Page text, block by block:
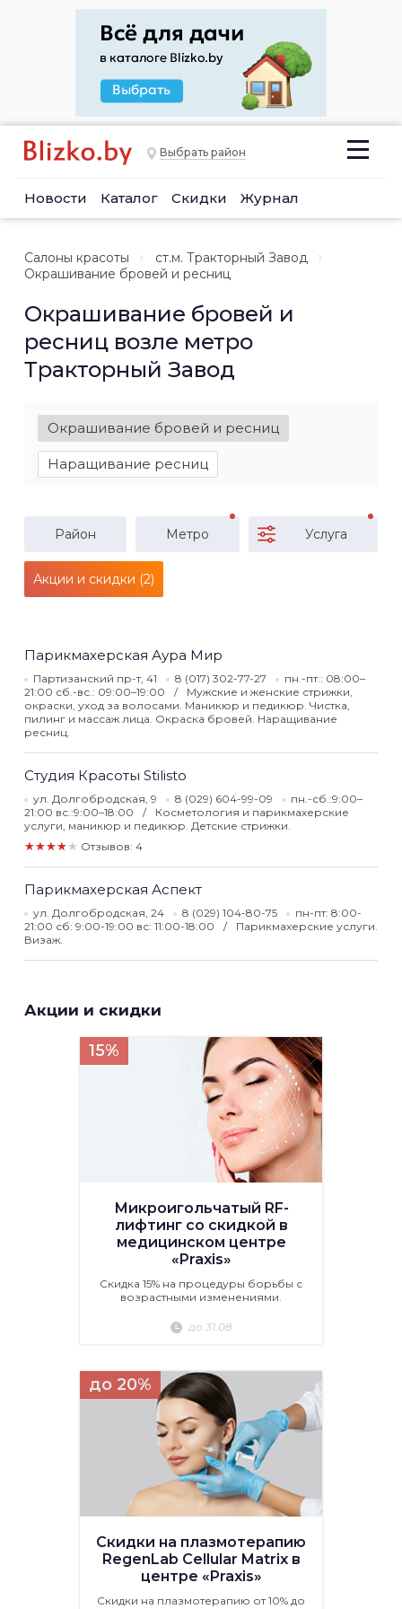
Выбрать район
Новости Каталог Скидки Журнал
Салоны красоты
ст.м. Тракторный Завод
Окрашивание бровей и ресниц
Окрашивание бровей и
ресниц возле метро
Тракторный Завод
Окрашивание бровей и ресниц
Наращивание ресниц
Район Метро Услуга
Акции и скидки (2)
Парикмахерская Аура Мир
Партизанский пр-т, 41 8 (017) 302-77-27
пн.-пт.: 08:00–
21:00 сб.-вс.: 09:00–19:00
Мужские и женские стрижки,
окраски, уход за волосами. Маникюр и педикюр. Чистка,
пилинг и массаж лица. Окраска бровей. Наращивание
ресниц.
Студия Красоты Stilisto
ул. Долгобродская, 9 8 (029) 604-99-09
пн.-сб.:9:00–
21:00 вс.:9:00–18:00
Косметология и парикмахерские
услуги, маникюр и педикюр. Детские стрижки.
★★★★★ Отзывов: 4
Парикмахерская Аспект
ул. Долгобродская, 24 8 (029) 104-80-75
пн-пт: 8:00-
21:00 сб: 9:00-19:00 вс: 11:00-18:00
Парикмахерские услуги.
Визаж.
Акции и скидки
15%
Микроигольчатый RF-
лифтинг со скидкой в
медицинском центре
«Praxis»
Скидка 15% на процедуры борьбы с
возрастными изменениями.
до 31.08
до 20%
Скидки на плазмотерапию
RegenLab Cellular Matrix в
центре «Praxis»
Скидки на плазмотерапию от 10% до